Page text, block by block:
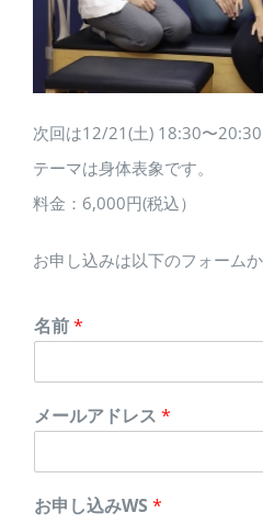
次回は12/21(土) 18:30〜20:30
テーマは身体表象です。
料金：6,000円(税込）
お申し込みは以下のフォームか
名前*
メールアドレス *
お申し込みWS *